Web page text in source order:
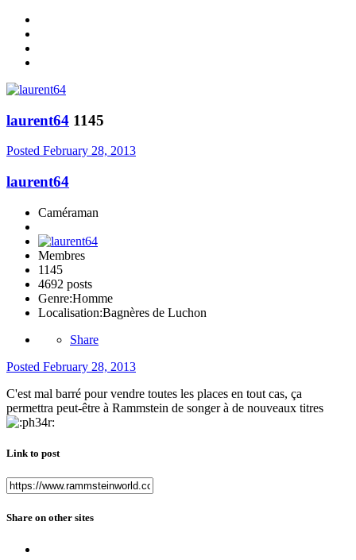
laurent64 1145
Posted February 28, 2013
laurent64
Caméraman
Membres
1145
4692 posts
Genre:Homme
Localisation:Bagnères de Luchon
Share
Posted February 28, 2013
C'est mal barré pour vendre toutes les places en tout cas, ça
permettra peut-être à Rammstein de songer à de nouveaux titres
Link to post
Share on other sites